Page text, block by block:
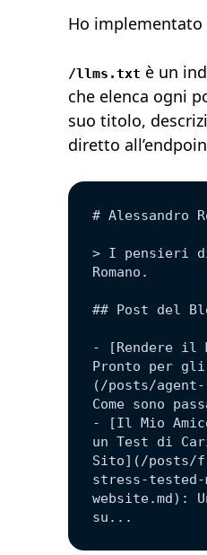
Ho implementato
/llms.txt è un
che elenca ogni
suo titolo,
diretto
# Alessandro
> I pensieri
Romano.
## Post del
- [Rendere il
Pronto per
(/posts/agent-
Come sono
- [Il Mio
un Test di
Sito](/posts/
stress-tested-
website.md):
su...